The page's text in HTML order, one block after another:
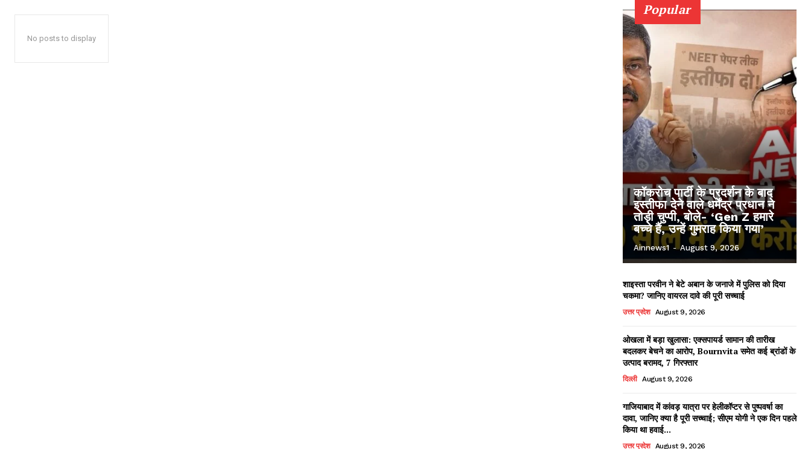
No posts to display
Popular
कॉकरोच पार्टी के प्रदर्शन के बाद
इस्तीफा देने वाले धर्मेंद्र प्रधान ने
तोड़ी चुप्पी, बोले- ‘Gen Z हमारे
बच्चे हैं, उन्हें गुमराह किया गया’
Ainnews1 - August 9, 2026
शाइस्ता परवीन ने बेटे अबान के जनाजे में पुलिस को दिया
चकमा? जानिए वायरल दावे की पूरी सच्चाई
उत्तर प्रदेश August 9, 2026
ओखला में बड़ा खुलासा: एक्सपायर्ड सामान की तारीख
बदलकर बेचने का आरोप, Bournvita समेत कई ब्रांडों के
उत्पाद बरामद, 7 गिरफ्तार
दिल्ली August 9, 2026
गाजियाबाद में कांवड़ यात्रा पर हेलीकॉप्टर से पुष्पवर्षा का
दावा, जानिए क्या है पूरी सच्चाई; सीएम योगी ने एक दिन पहले
किया था हवाई...
उत्तर प्रदेश August 9, 2026